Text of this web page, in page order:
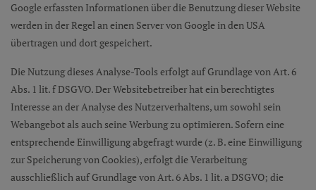
Google erfassten Informationen über die Benutzung dieser Website
werden in der Regel an einen Server von Google in den USA
übertragen und dort gespeichert.
Die Nutzung dieses Analyse-Tools erfolgt auf Grundlage von Art. 6
Abs. 1 lit. f DSGVO. Der Websitebetreiber hat ein berechtigtes
Interesse an der Analyse des Nutzerverhaltens, um sowohl sein
Webangebot als auch seine Werbung zu optimieren. Sofern eine
entsprechende Einwilligung abgefragt wurde (z. B. eine Einwilligung
zur Speicherung von Cookies), erfolgt die Verarbeitung
ausschließlich auf Grundlage von Art. 6 Abs. 1 lit. a DSGVO; die